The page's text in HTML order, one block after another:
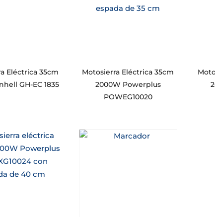
Eléctrica 35cm
GH-EC 1835
Motosierra Eléctrica 35cm
2000W Powerplus
POWEG10020